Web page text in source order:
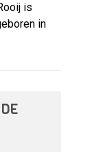
is
in